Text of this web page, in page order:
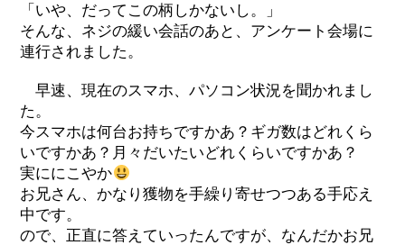
「いや、だってこの柄しかないし。」
そんな、ネジの緩い会話のあと、アンケート会場に
連行されました。
早速、現在のスマホ、パソコン状況を聞かれまし
た。
今スマホは何台お持ちですかあ？ギガ数はどれくら
いですかあ？月々だいたいどれくらいですかあ？
実ににこやか
お兄さん、かなり獲物を手繰り寄せつつある手応え
中です。
ので、正直に答えていったんですが、なんだかお兄